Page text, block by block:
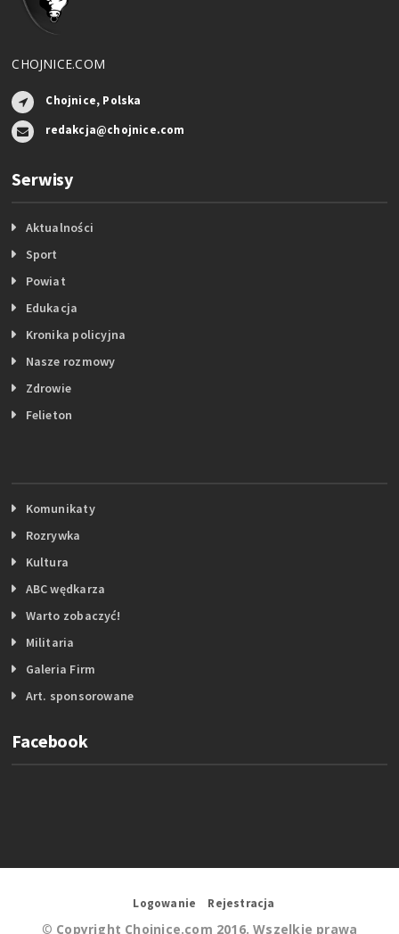
CHOJNICE.COM
Chojnice, Polska
redakcja@chojnice.com
Serwisy
Aktualności
Sport
Powiat
Edukacja
Kronika policyjna
Nasze rozmowy
Zdrowie
Felieton
Komunikaty
Rozrywka
Kultura
ABC wędkarza
Warto zobaczyć!
Militaria
Galeria Firm
Art. sponsorowane
Facebook
Logowanie Rejestracja
© Copyright Chojnice.com 2016. Wszelkie prawa